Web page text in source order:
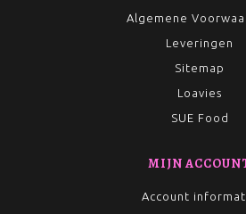
Algemene
Leveringen
Sitemap
Loavies
SUE Food
MIJN
Account